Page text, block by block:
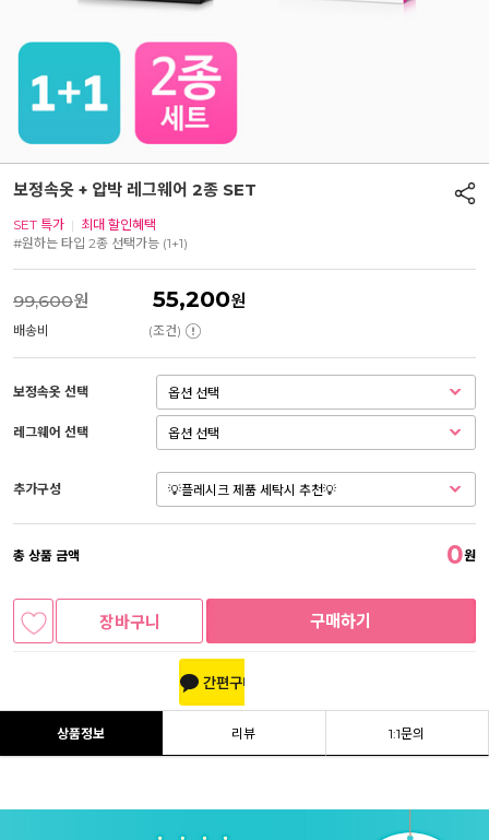
보정속옷 + 압박 레그웨어 2종 SET
SET 특가 | 최대 할인혜택
#원하는 타입 2종 선택가능 (1+1)
99,600원 55,200원
배송비 (조건)
보정속옷 선택
레그웨어 선택
추가구성
총 상품 금액 0원
장바구니 구매하기
상품정보 리뷰 1:1문의